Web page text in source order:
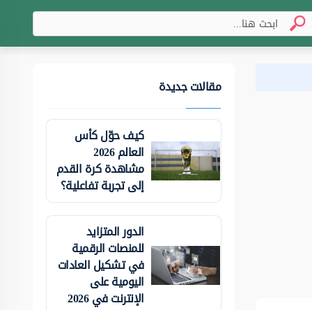
مقالات جديدة
كيف حوّل كأس
العالم 2026
مشاهدة كرة القدم
إلى تجربة تفاعلية؟
الدور المتزايد
للمنصات الرقمية
في تشكيل العادات
اليومية على
الإنترنت في 2026